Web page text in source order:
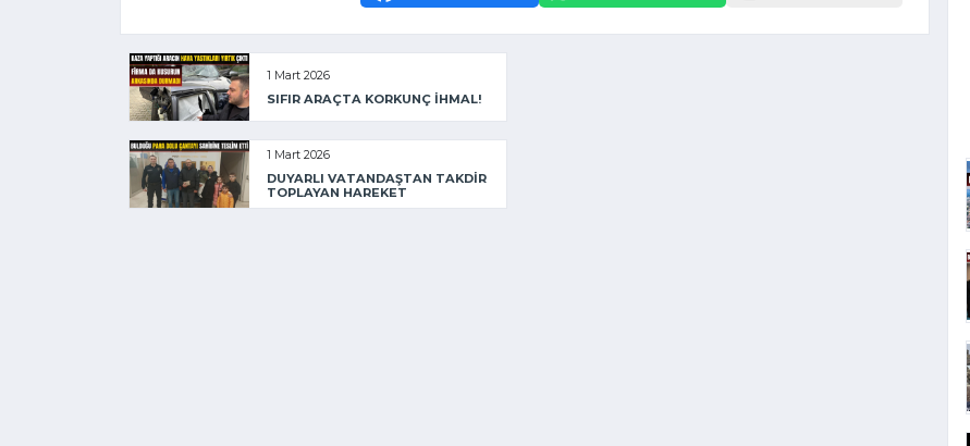
1 Mart 2026
SIFIR ARAÇTA KORKUNÇ İHMAL!
1 Mart 2026
DUYARLI VATANDAŞTAN TAKDİR
TOPLAYAN HAREKET